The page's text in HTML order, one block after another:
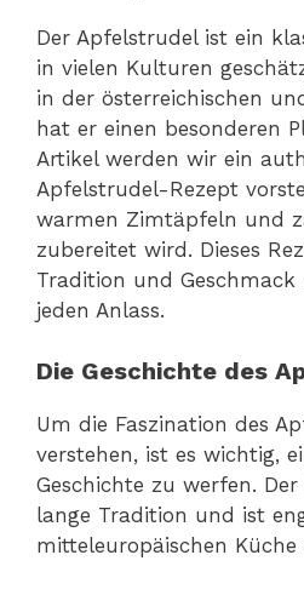
Der Apfelstrudel ist ein
in vielen Kulturen
in der österreichischen
hat er einen besonderen
Artikel werden wir ein
Apfelstrudel-Rezept
warmen Zimtäpfeln und
zubereitet wird. Dieses
Tradition und
jeden Anlass.
Die Geschichte des
Um die Faszination des
verstehen, ist es wichtig,
Geschichte zu werfen.
lange Tradition und ist
mitteleuropäischen Küche